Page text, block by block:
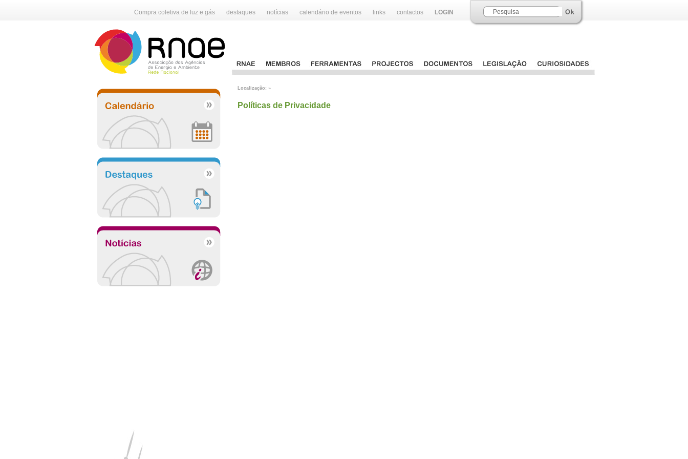
Compra coletiva de luz e gás destaques notícias calendário de eventos links contactos LOGIN
Localização: »
Políticas de Privacidade